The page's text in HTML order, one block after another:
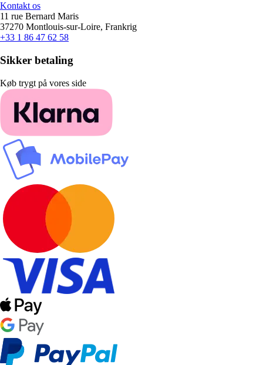
Kontakt os
11 rue Bernard Maris
37270 Montlouis-sur-Loire, Frankrig
+33 1 86 47 62 58
Sikker betaling
Køb trygt på vores side